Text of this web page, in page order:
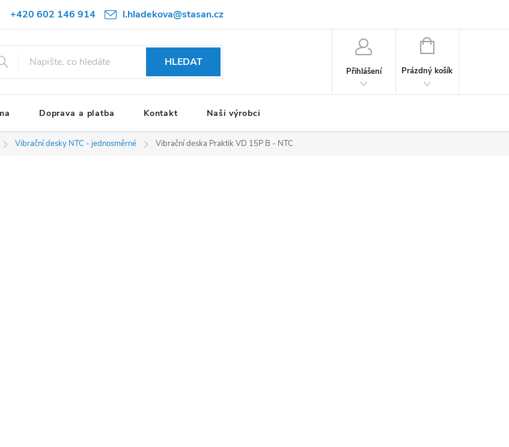
+420 602 146 914 l.hladekova@stasan.cz
HLEDAT
Přihlášení
NÁKUPNÍ
Prázdný košík
Doprava a platba Kontakt Naši výrobci
Vibrační desky NTC - jednosměrné Vibrační deska Praktik VD 15P B - NTC